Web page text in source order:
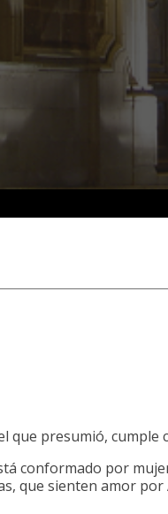
que presumió, cumple
conformado por
que sienten amor